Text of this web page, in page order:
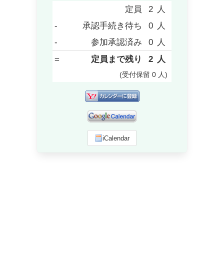
定員 2 人
-
承認手続き待ち 0 人
-
参加承認済み 0 人
=
定員まで残り 2 人
(受付保留 0 人)
iCalendar